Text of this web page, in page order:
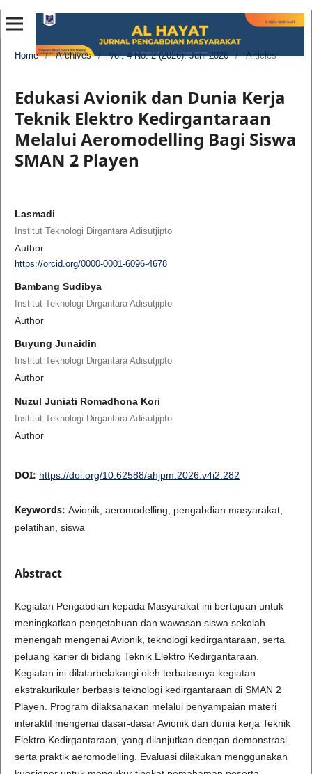
Home / Archives / Vol. 4 No. 2 (2026): Juni 2026 / Articles
Edukasi Avionik dan Dunia Kerja
Teknik Elektro Kedirgantaraan
Melalui Aeromodelling Bagi Siswa
SMAN 2 Playen
Lasmadi
Institut Teknologi Dirgantara Adisutjipto
Author
https://orcid.org/0000-0001-6096-4678
Bambang Sudibya
Institut Teknologi Dirgantara Adisutjipto
Author
Buyung Junaidin
Institut Teknologi Dirgantara Adisutjipto
Author
Nuzul Juniati Romadhona Kori
Institut Teknologi Dirgantara Adisutjipto
Author
DOI: https://doi.org/10.62588/ahjpm.2026.v4i2.282
Keywords: Avionik, aeromodelling, pengabdian masyarakat,
pelatihan, siswa
Abstract
Kegiatan Pengabdian kepada Masyarakat ini bertujuan untuk
meningkatkan pengetahuan dan wawasan siswa sekolah
menengah mengenai Avionik, teknologi kedirgantaraan, serta
peluang karier di bidang Teknik Elektro Kedirgantaraan.
Kegiatan ini dilatarbelakangi oleh terbatasnya kegiatan
ekstrakurikuler berbasis teknologi kedirgantaraan di SMAN 2
Playen. Program dilaksanakan melalui penyampaian materi
interaktif mengenai dasar-dasar Avionik dan dunia kerja Teknik
Elektro Kedirgantaraan, yang dilanjutkan dengan demonstrasi
serta praktik aeromodelling. Evaluasi dilakukan menggunakan